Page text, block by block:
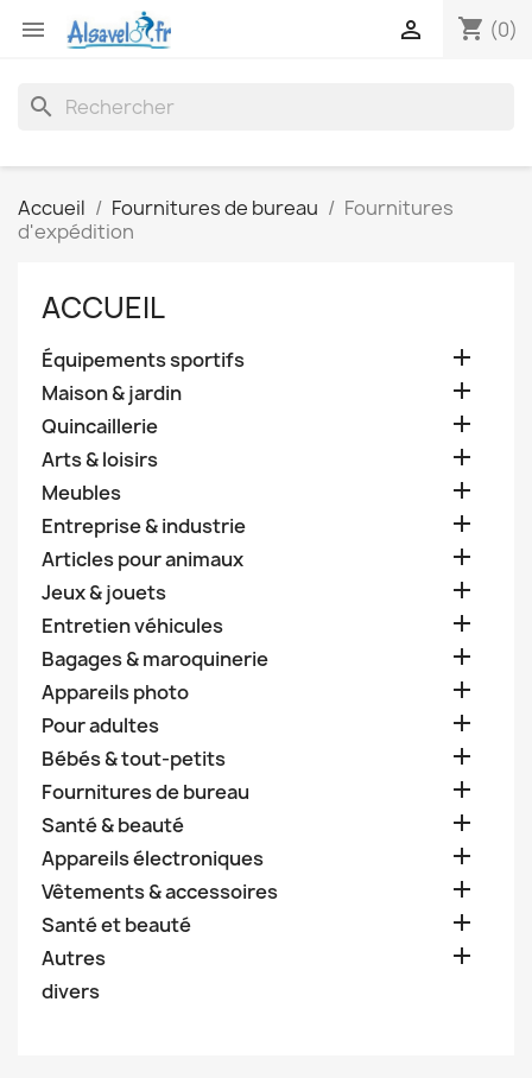
 shopping_cart (0)

search
Accueil Fournitures de bureau
Fournitures
d'expédition
ACCUEIL
Équipements sportifs 
Maison & jardin 
Quincaillerie 
Arts & loisirs 
Meubles 
Entreprise & industrie 
Articles pour animaux 
Jeux & jouets 
Entretien véhicules 
Bagages & maroquinerie 
Appareils photo 
Pour adultes 
Bébés & tout-petits 
Fournitures de bureau 
Santé & beauté 
Appareils électroniques 
Vêtements & accessoires 
Santé et beauté 
Autres 
divers